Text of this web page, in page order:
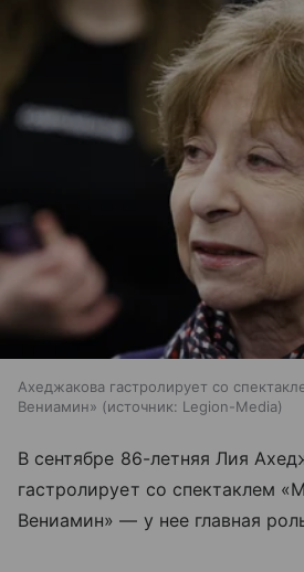
Ахеджакова гастролирует со
Вениамин»
источник: Legion-Media
В сентябре 86-летняя Лия
гастролирует со спектаклем
Вениамин» — у нее главная